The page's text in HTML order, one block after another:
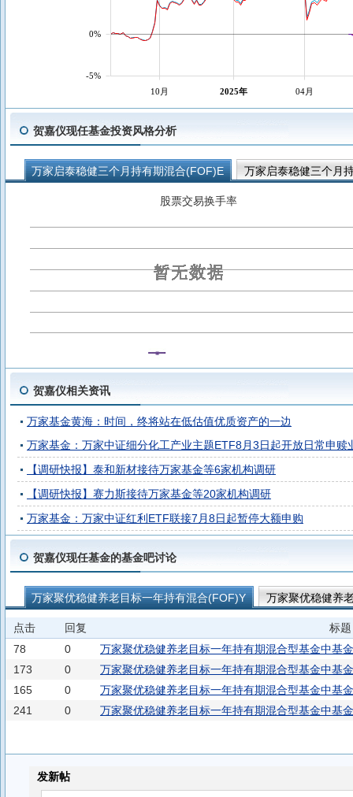
10月 2025年 04月
-5%
0%
贺嘉仪现任基金投资风格分析
万家启泰稳健三个月持有期混合(FOF)E
万家启泰稳健三个月
万家启源稳健三个月持有期混合发起式(FOF)E
股票交易换手率
贺嘉仪相关资讯
万家基金黄海：时间，终将站在低估值优质资产的一边
万家基金：万家中证细分化工产业主题ETF8月3日起开放日常申赎
【调研快报】泰和新材接待万家基金等6家机构调研
【调研快报】赛力斯接待万家基金等20家机构调研
万家基金：万家中证红利ETF联接7月8日起暂停大额申购
贺嘉仪现任基金的基金吧讨论
万家聚优稳健养老目标一年持有混合(FOF)Y
万家聚优稳健养
万家启源稳健三个月持有期混合发起式(FOF)C
万家启源稳健
万家启泰稳健三个月持有期混合(FOF)C
万家启泰稳健三个月
点击 回复
标题
78
0
万家聚优稳健养老目标一年持有期混合型基金中基
173
0
万家聚优稳健养老目标一年持有期混合型基金中基
165
0
万家聚优稳健养老目标一年持有期混合型基金中基
241
0 万家聚优稳健养老目标一年持有期混合型基金中基